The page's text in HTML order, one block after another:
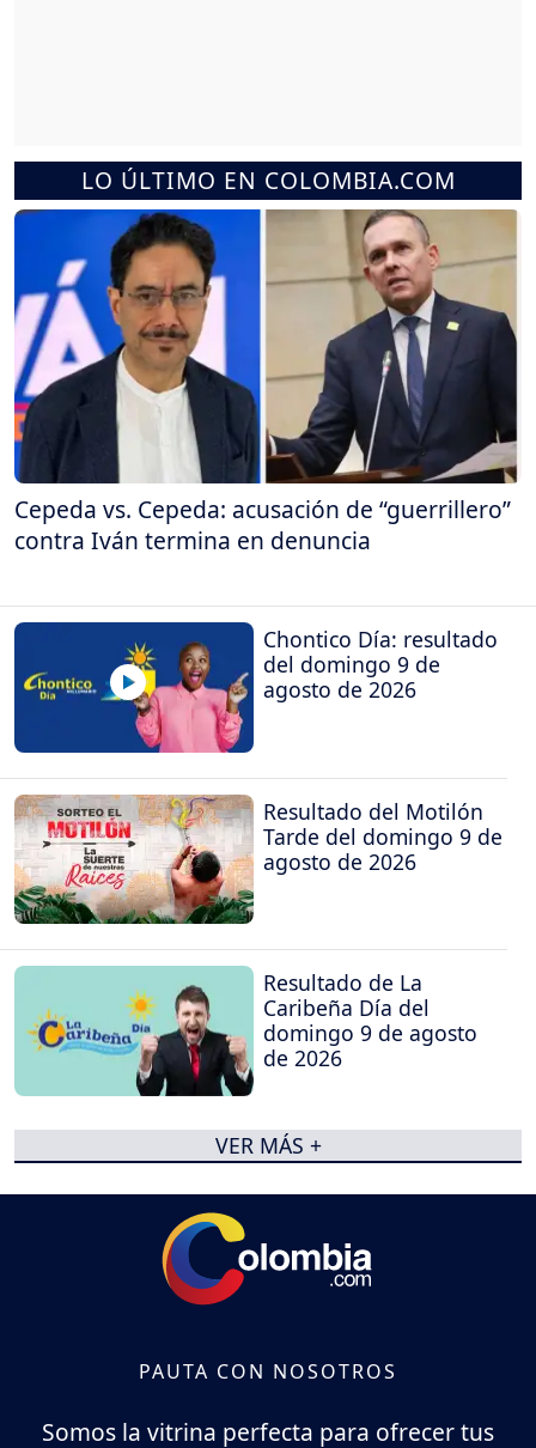
LO ÚLTIMO EN COLOMBIA.COM
Cepeda vs. Cepeda: acusación de “guerrillero”
contra Iván termina en denuncia
Chontico Día: resultado
del domingo 9 de
agosto de 2026
Resultado del Motilón
Tarde del domingo 9 de
agosto de 2026
Resultado de La
Caribeña Día del
domingo 9 de agosto
de 2026
VER MÁS +
PAUTA CON NOSOTROS
Somos la vitrina perfecta para ofrecer tus